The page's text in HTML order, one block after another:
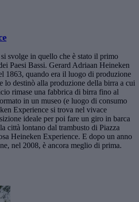
svolge in quello che è stato il primo
Paesi Bassi. Gerard Adriaan Heineken
1863, quando era il luogo di produzione
lo destinò alla produzione della birra a cui
rimase una fabbrica di birra fino al
in un museo (e luogo di consumo
Experience si trova nel vivace
ideale per poi fare un giro in barca
città lontano dal trambusto di Piazza
Heineken Experience. E dopo un anno
nel 2008, è ancora meglio di prima.